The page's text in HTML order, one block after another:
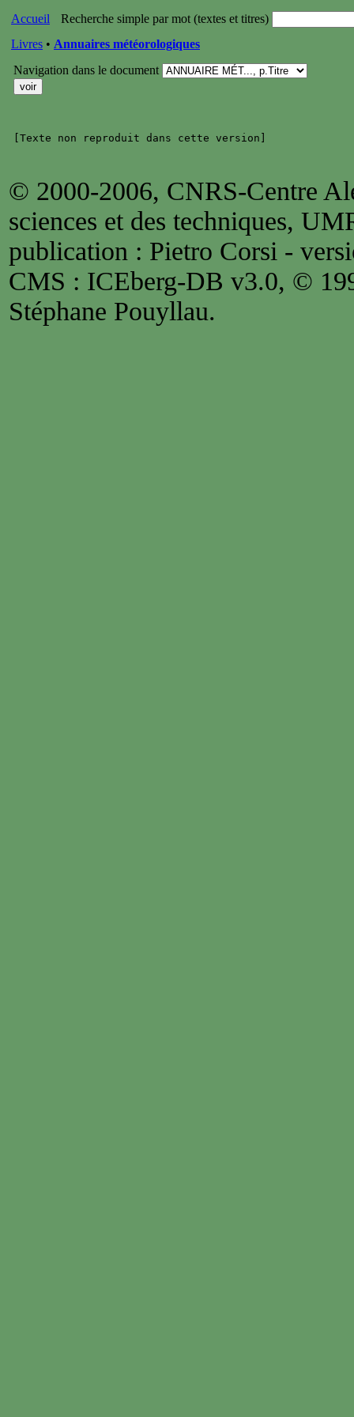
Accueil
Recherche simple par mot (textes et titres)
Livres • Annuaires météorologiques
Navigation dans le document
© 2000-2006, CNRS-Centre
sciences et des techniques,
publication : Pietro Corsi -
CMS : ICEberg-DB v3.0, ©
Stéphane Pouyllau.